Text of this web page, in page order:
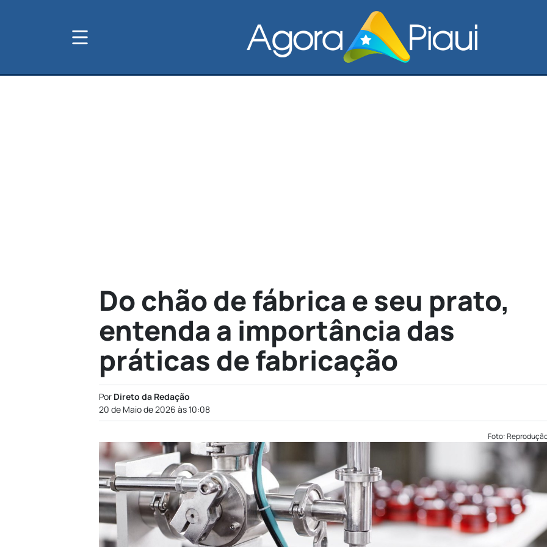
Do chão de fábrica e seu prato,
entenda a importância das
práticas de fabricação
Por Direto da Redação
20 de Maio de 2026 às 10:08
Foto: